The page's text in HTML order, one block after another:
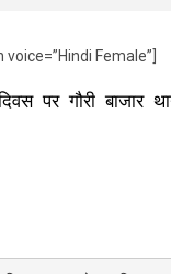
Female”]
दिवस पर गौरी